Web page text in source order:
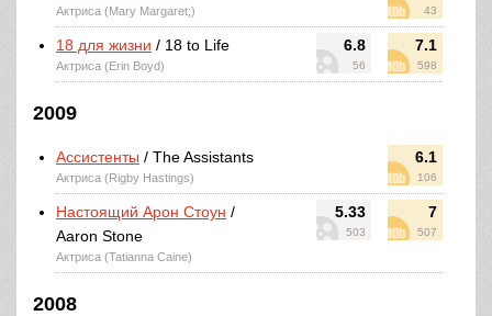
43
Актриса (Mary Margaret;)
6.8
56
7.1
598
18 для жизни / 18 to Life
Актриса (Erin Boyd)
2009
6.1
106
Ассистенты / The Assistants
Актриса (Rigby Hastings)
5.33
503
7
507
Настоящий Арон Стоун /
Aaron Stone
Актриса (Tatianna Caine)
2008